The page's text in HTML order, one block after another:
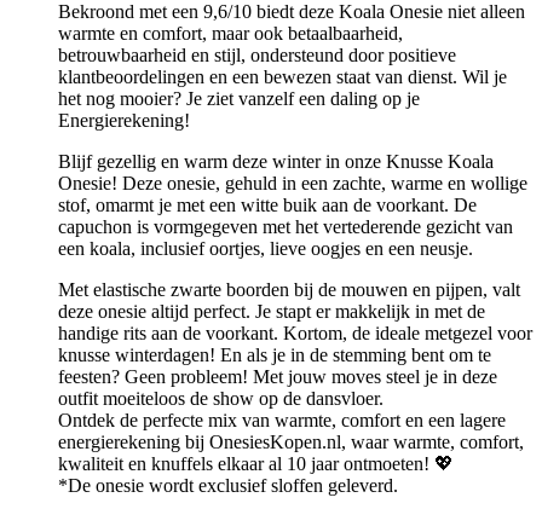
Bekroond met een 9,6/10 biedt deze Koala Onesie niet alleen
warmte en comfort, maar ook betaalbaarheid,
betrouwbaarheid en stijl, ondersteund door positieve
klantbeoordelingen en een bewezen staat van dienst. Wil je
het nog mooier? Je ziet vanzelf een daling op je
Energierekening!
Blijf gezellig en warm deze winter in onze Knusse Koala
Onesie! Deze onesie, gehuld in een zachte, warme en wollige
stof, omarmt je met een witte buik aan de voorkant. De
capuchon is vormgegeven met het vertederende gezicht van
een koala, inclusief oortjes, lieve oogjes en een neusje.
Met elastische zwarte boorden bij de mouwen en pijpen, valt
deze onesie altijd perfect. Je stapt er makkelijk in met de
handige rits aan de voorkant. Kortom, de ideale metgezel voor
knusse winterdagen! En als je in de stemming bent om te
feesten? Geen probleem! Met jouw moves steel je in deze
outfit moeiteloos de show op de dansvloer.
Ontdek de perfecte mix van warmte, comfort en een lagere
energierekening bij OnesiesKopen.nl, waar warmte, comfort,
kwaliteit en knuffels elkaar al 10 jaar ontmoeten! 💖
*De onesie wordt exclusief sloffen geleverd.